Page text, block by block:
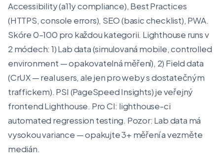
Accessibility (a11y compliance), Best Practices
(HTTPS, console errors), SEO (basic checklist), PWA.
Skóre 0–100 pro každou kategorii. Lighthouse runs v
2 módech: 1) Lab data (simulovaná mobile, controlled
environment — opakovatelná měření), 2) Field data
(CrUX — real users, ale jen pro weby s dostatečným
traffickem). PSI (PageSpeed Insights) je veřejný
frontend Lighthouse. Pro CI: lighthouse-ci
automated regression testing. Pozor: Lab data má
vysokou variance — opakujte 3+ měření a vezměte
medián.